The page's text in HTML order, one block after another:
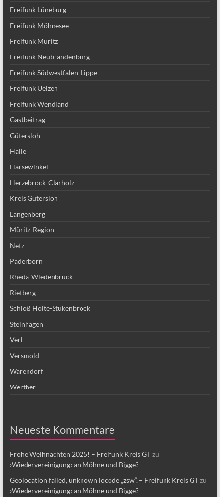
Freifunk Lüneburg
Freifunk Möhnesee
Freifunk Müritz
Freifunk Neubrandenburg
Freifunk Südwestfalen-Lippe
Freifunk Uelzen
Freifunk Wendland
Gastbeitrag
Gütersloh
Halle
Harsewinkel
Herzebrock-Clarholz
Kreis Gütersloh
Langenberg
Müritz-Region
Netz
Paderborn
Rheda-Wiedenbrück
Rietberg
Schloß Holte-Stukenbrock
Steinhagen
Verl
Versmold
Warendorf
Werther
Neueste Kommentare
Frohe Weihnachten 2025! – Freifunk Kreis GTzu
›Wiedervereinigung‹ an Möhne und Bigge?
Geolocation failed, unknown locode „zsw“. – Freifunk Kreis GTzu
›Wiedervereinigung‹ an Möhne und Bigge?